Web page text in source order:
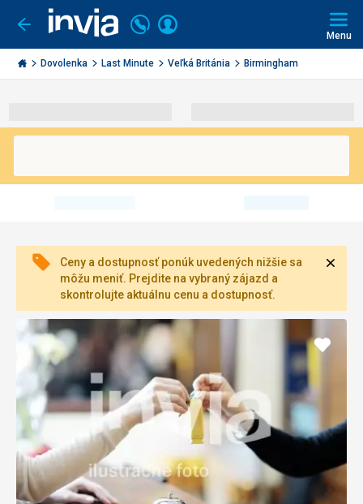
Ísť
späť
Invia.sk
Volajte
+421
2
3221
Prihlásiť
Menu
Dovolenka Last Minute Veľká Británia Birmingham
Ceny a dostupnosť ponúk uvedených nižšie sa
môžu meniť. Prejdite na vybraný zájazd a
skontrolujte aktuálnu cenu a dostupnosť.
Pridať